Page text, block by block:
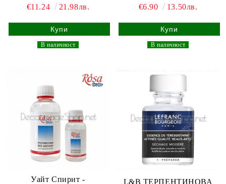
€11.24
21.98лв.
В наличност
€6.90
13.50лв.
В наличност
Уайт Спирит -
L&B ТЕРПЕНТИНОВА